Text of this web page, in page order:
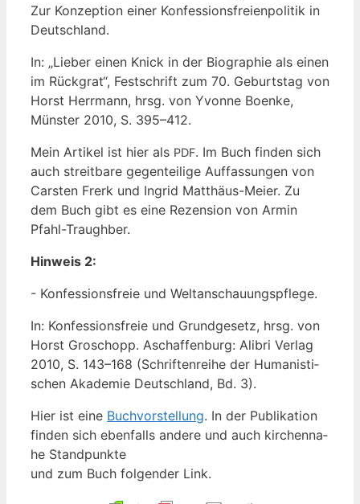
Zur Kon­zep­ti­on einer Kon­fes­si­ons­frei­en­po­li­tik in
Deutschland.
In: „Lie­ber einen Knick in der Bio­gra­phie als einen
im Rück­grat“, Fest­schrift zum 70. Geburts­tag von
Horst Herr­mann, hrsg. von Yvonne Boen­ke,
Müns­ter 2010, S. 395–412.
Mein Arti­kel ist hier als PDF. Im Buch fin­den sich
auch streit­ba­re gegen­tei­li­ge Auf­fas­sun­gen von
Cars­ten Frerk und Ingrid Mat­thä­us-Mei­er. Zu
dem Buch gibt es eine Rezen­si­on von Armin
Pfahl-Traughber.
Hin­weis 2:
- Kon­fes­si­ons­freie und Weltanschauungspflege.
In: Kon­fes­si­ons­freie und Grund­ge­setz, hrsg. von
Horst Gro­schopp. Aschaf­fen­burg: Ali­bri Ver­lag
2010, S. 143–168 (Schrif­ten­rei­he der Huma­nis­ti­
schen Aka­de­mie Deutsch­land, Bd. 3).
Hier ist eine Buch­vor­stel­lung. In der Publi­ka­ti­on
fin­den sich eben­falls ande­re und auch kir­chen­na­
he Standpunkte
und zum Buch fol­gen­der Link.